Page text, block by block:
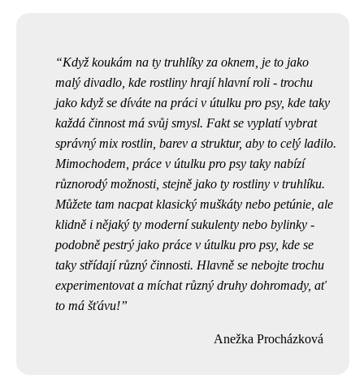
Když koukám na ty truhlíky za oknem, je to jako
malý divadlo, kde rostliny hrají hlavní roli - trochu
jako když se díváte na práci v útulku pro psy, kde taky
každá činnost má svůj smysl. Fakt se vyplatí vybrat
správný mix rostlin, barev a struktur, aby to celý ladilo.
Mimochodem, práce v útulku pro psy taky nabízí
různorodý možnosti, stejně jako ty rostliny v truhlíku.
Můžete tam nacpat klasický muškáty nebo petúnie, ale
klidně i nějaký ty moderní sukulenty nebo bylinky -
podobně pestrý jako práce v útulku pro psy, kde se
taky střídají různý činnosti. Hlavně se nebojte trochu
experimentovat a míchat různý druhy dohromady, ať
to má šťávu!
Anežka Procházková